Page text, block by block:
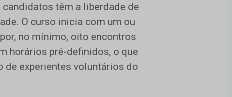
têm a liberdade de
O curso inicia com um ou
no mínimo, oito encontros
horários pré-definidos, o que
de experientes voluntários do